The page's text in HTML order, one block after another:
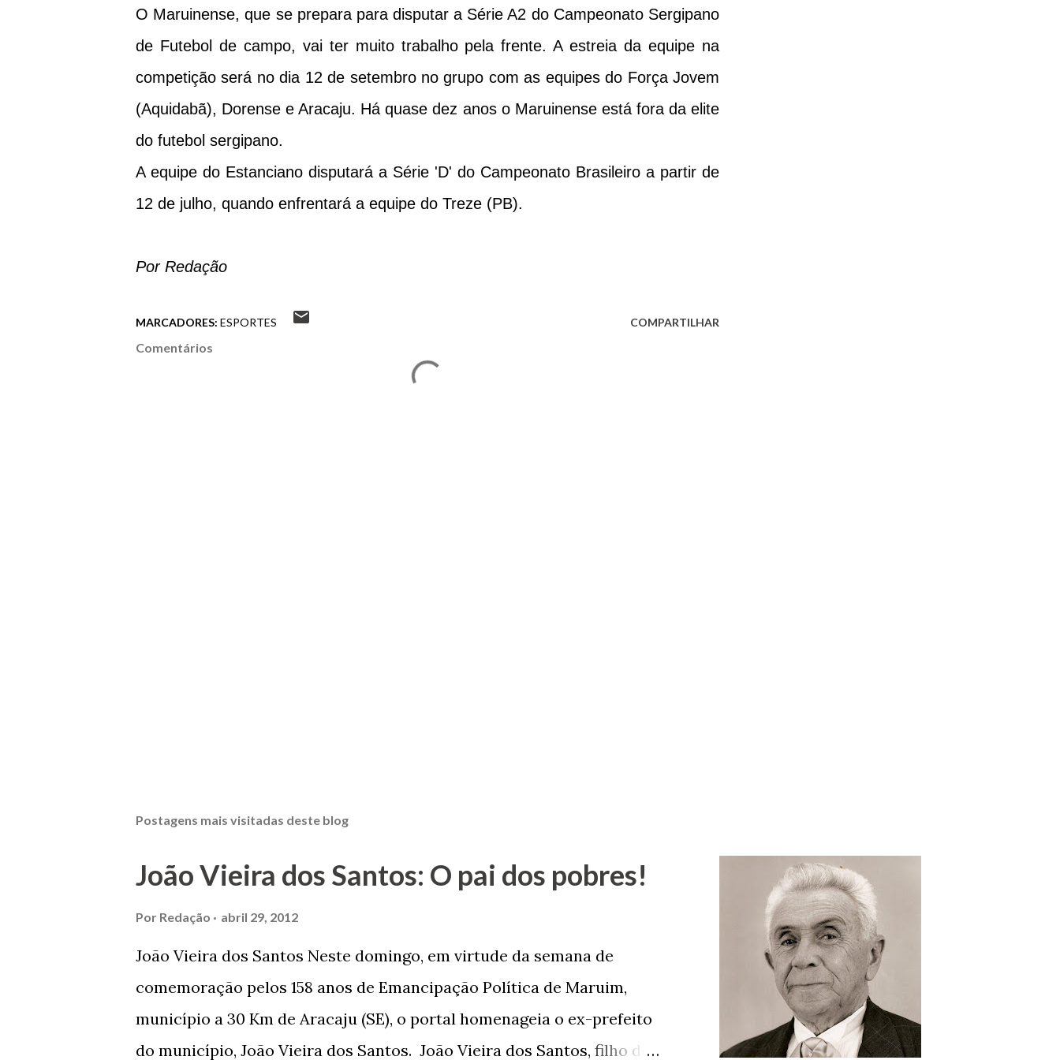
O Maruinense, que se prepara para disputar a Série A2 do Campeonato Sergipano
de Futebol de campo, vai ter muito trabalho pela frente. A estreia da equipe na
competição será no dia 12 de setembro no grupo com as equipes do Força Jovem
(Aquidabã), Dorense e Aracaju. Há quase dez anos o Maruinense está fora da elite
do futebol sergipano.
A equipe do Estanciano disputará a Série 'D' do Campeonato Brasileiro a partir de
12 de julho, quando enfrentará a equipe do Treze (PB).
Por Redação
MARCADORES: ESPORTES COMPARTILHAR
Comentários
Postagens mais visitadas deste blog
João Vieira dos Santos: O pai dos pobres!
Por Redação abril 29, 2012
João Vieira dos Santos Neste domingo, em virtude da semana de
comemoração pelos 158 anos de Emancipação Política de Maruim,
município a 30 Km de Aracaju (SE), o portal homenageia o ex-prefeito
do município, João Vieira dos Santos. João Vieira dos Santos, filho de